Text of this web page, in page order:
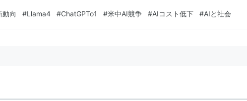
思えば、コンテキストウィンドウが1000万トークンという途方もない大きさ
が発表され、さら…
動向 #Llama4 #ChatGPTo1 #米中AI競争 #AIコスト低下 #AIと社会